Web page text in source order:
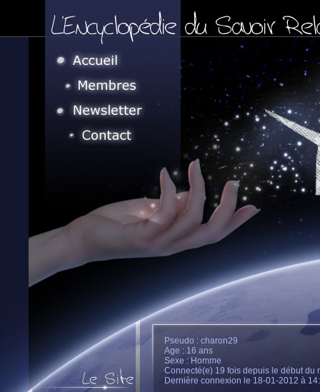
Pseudo : charon29
Age : 16 ans
Sexe : Homme
Connecté(e) 19 fois depuis le début du
Dernière connexion le 18-01-2012 à